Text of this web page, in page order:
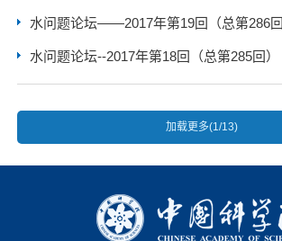
水问题论坛——2017年第19回（总第286回
水问题论坛--2017年第18回（总第285回）
加载更多(1/13)